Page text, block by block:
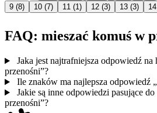
9 (8) 10 (7) 11 (1) 12 (3) 13 (3) 14
FAQ: mieszać komuś w
Jaka jest najtrafniejsza odpowiedź na
przenośni”?
Ile znaków ma najlepsza odpowiedź
Jakie są inne odpowiedzi pasujące
przenośni”?